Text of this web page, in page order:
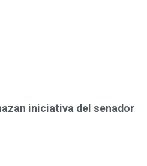
iniciativa del senador